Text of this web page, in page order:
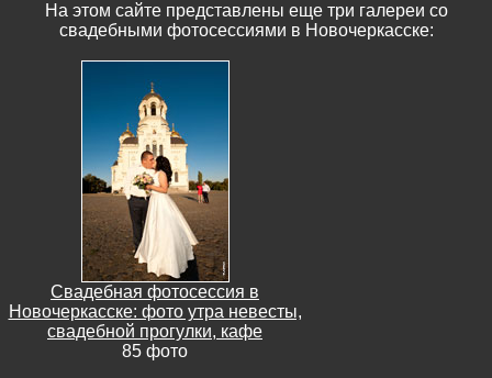
На этом сайте представлены еще три галереи со
свадебными фотосессиями в Новочеркасске:
Свадебная фотосессия в
Новочеркасске: фото утра невесты,
свадебной прогулки, кафе
85 фото